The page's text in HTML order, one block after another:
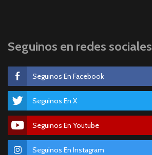
Seguinos en redes sociales
Seguinos En Facebook
Seguinos En X
Seguinos En Youtube
Seguinos En Instagram